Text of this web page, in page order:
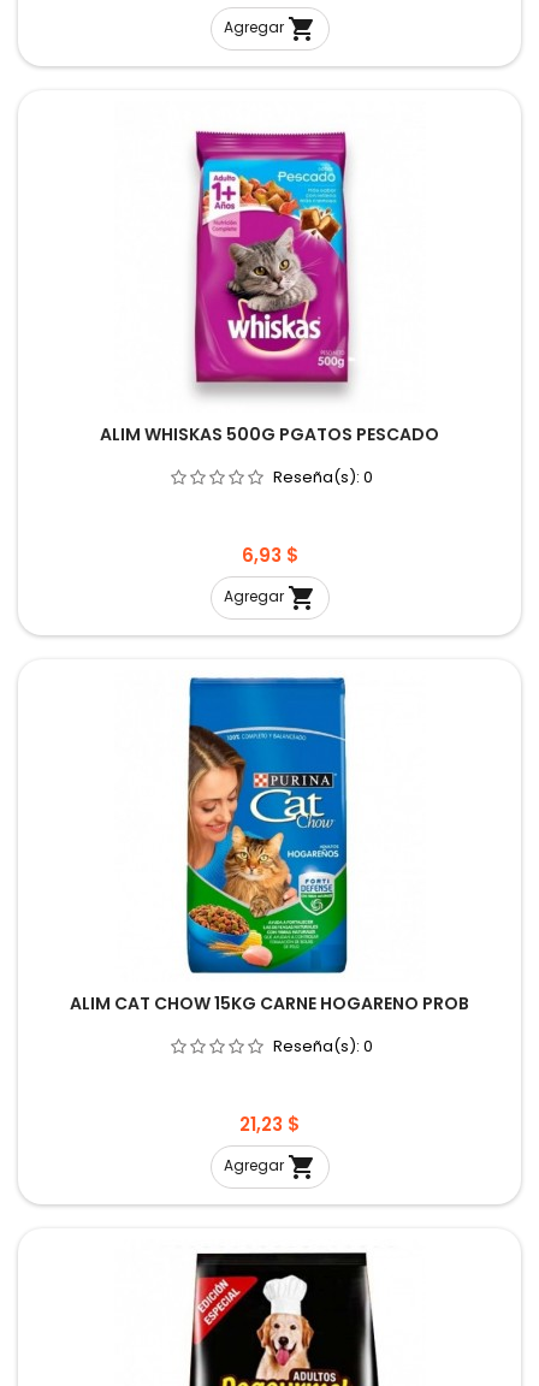
Agregar 
ALIM WHISKAS 500G PGATOS PESCADO
Reseña(s): 0
Precio
6,93 $
Agregar 
ALIM CAT CHOW 15KG CARNE HOGARENO PROB
Reseña(s): 0
Precio
21,23 $
Agregar 